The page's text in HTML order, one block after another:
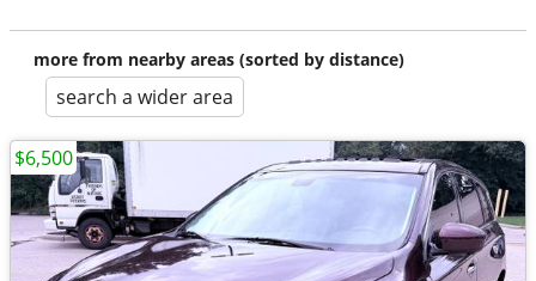
more from nearby areas (sorted by distance)
search a wider area
$6,500